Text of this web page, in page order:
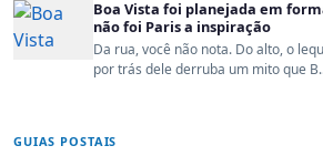
Boa Vista foi planejada em
não foi Paris a inspiração
Da rua, você não nota. Do alto, o
por trás dele derruba um mito que
GUIAS POSTAIS